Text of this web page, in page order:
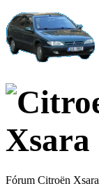
Fórum Citroën Xsara